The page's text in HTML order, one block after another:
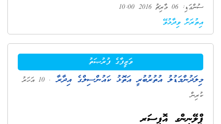
ސުންގަޑި: 06 މާރިޗު 2016 10:00
އިތުރަށް ވިދާޅުވޭ
ވަޒީފާގެ ފުރުޞަތު
މިލަދުންމަޑުލު އުތުރުބުރީ އަތޮޅު ކައުންސިލްގެ އިދާރާ
. 10 އަހަރު
ކުރިން
ޕްލޭނިންގ އޮފިސަރ